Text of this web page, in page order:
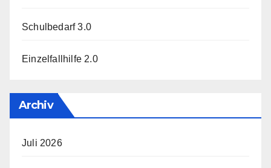
Schulbedarf 3.0
Einzelfallhilfe 2.0
Archiv
Juli 2026